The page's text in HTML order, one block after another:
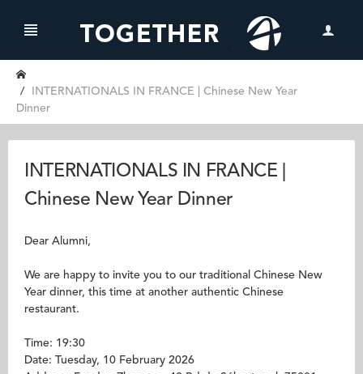
INTERNATIONALS IN FRANCE | Chinese New Year
Dinner
INTERNATIONALS IN FRANCE |
Chinese New Year Dinner
Dear Alumni,
We are happy to invite you to our traditional Chinese New
Year dinner, this time at another authentic Chinese
restaurant.
Time: 19:30
Date: Tuesday, 10 February 2026